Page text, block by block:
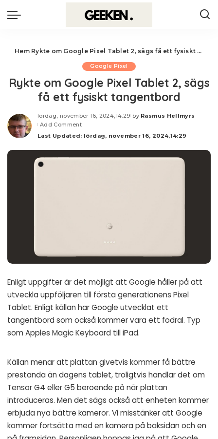
Hem Rykte om Google Pixel Tablet 2, sägs få ett fysiskt tangentbord
Google Pixel
Rykte om Google Pixel Tablet 2, sägs
få ett fysiskt tangentbord
lördag, november 16, 2024,14:29
Posted
by Rasmus Hellmyrs
Add Comment
Last Updated: lördag, november 16, 2024,14:29
Enligt uppgifter är det möjligt att Google håller på att
utveckla uppföljaren till första generationens Pixel
Tablet. Enligt källan har Google utvecklat ett
tangentbord som också kommer vara ett fodral. Typ
som Apples Magic Keyboard till iPad.
Källan menar att plattan givetvis kommer få bättre
prestanda än dagens tablet, troligtvis handlar det om
Tensor G4 eller G5 beroende på när plattan
introduceras. Men det sägs också att enheten kommer
erbjuda nya bättre kameror. Vi misstänker att Google
kommer fortsätta med en kamera på baksidan och en